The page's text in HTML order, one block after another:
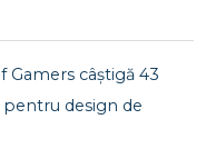
Gamers câștigă 43
design de